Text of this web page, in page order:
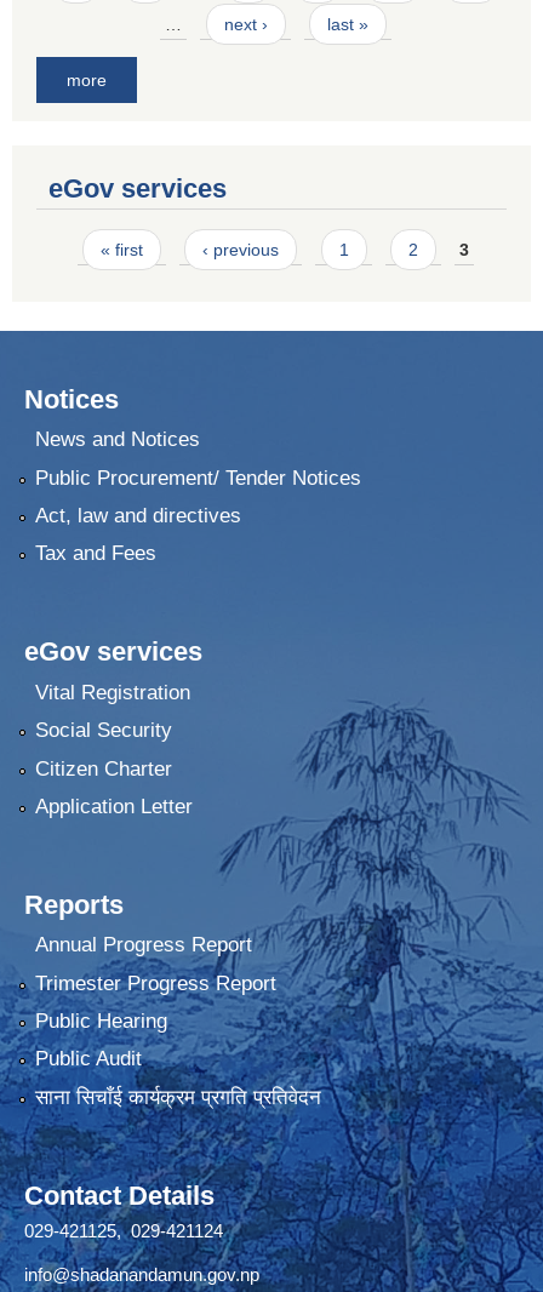
next › last »
more
eGov services
Pages
« first ‹ previous 1 2 3
Notices
News and Notices
Public Procurement/ Tender Notices
Act, law and directives
Tax and Fees
eGov services
Vital Registration
Social Security
Citizen Charter
Application Letter
Reports
Annual Progress Report
Trimester Progress Report
Public Hearing
Public Audit
साना सिचाँई कार्यक्रम प्रगति प्रतिवेदन
Contact Details
029-421125, 029-421124
info@shadanandamun.gov.np